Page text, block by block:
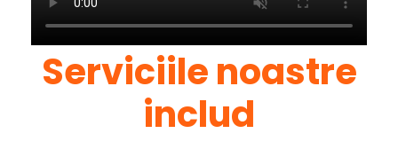
Serviciile noastre
includ